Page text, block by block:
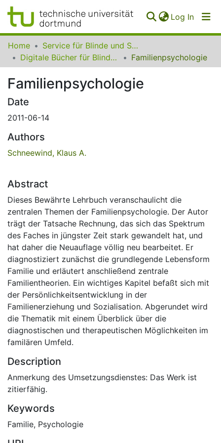
Log In
Communities
Collections
All of SfBS
FAQ
Home
Service für Blinde und Sehbehinderte der UB Dortmund
Digitale Bücher für Blinde und Sehbehinderte
Familienpsychologie
Familienpsychologie
Date
2011-06-14
Authors
Schneewind, Klaus A.
Abstract
Dieses Bewährte Lehrbuch veranschaulicht die
zentralen Themen der Familienpsychologie. Der Autor
trägt der Tatsache Rechnung, das sich das Spektrum
des Faches in jüngster Zeit stark gewandelt hat, und
hat daher die Neuauflage völlig neu bearbeitet. Er
diagnostiziert zunächst die grundlegende Lebensform
Familie und erläutert anschließend zentrale
Familientheorien. Ein wichtiges Kapitel befaßt sich mit
der Persönlichkeitsentwicklung in der
Familienerziehung und Sozialisation. Abgerundet wird
die Thematik mit einem Überblick über die
diagnostischen und therapeutischen Möglichkeiten im
familären Umfeld.
Description
Anmerkung des Umsetzungsdienstes: Das Werk ist
zitierfähig.
Keywords
Familie, Psychologie